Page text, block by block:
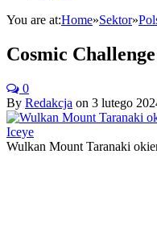
You are at:Home»Sektor»
Cosmic
0
By Redakcja on 3 lutego
Wulkan Mount Taranaki